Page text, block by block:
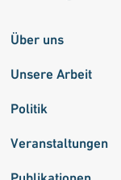
Über uns
Unsere Arbeit
Politik
Veranstaltungen